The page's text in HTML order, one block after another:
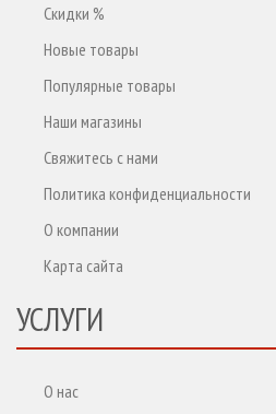
Скидки %
Новые товары
Популярные товары
Наши магазины
Свяжитесь с нами
Политика конфиденциальности
О компании
Карта сайта
УСЛУГИ
О нас